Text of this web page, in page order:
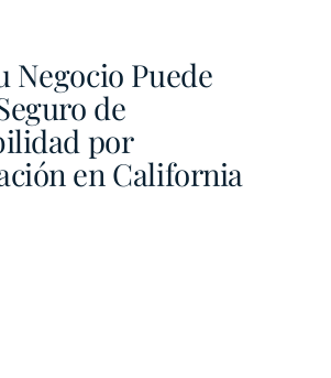
Negocio Puede
de
por
en California